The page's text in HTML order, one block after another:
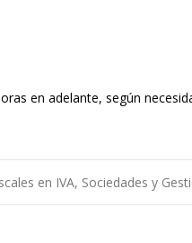
en adelante, según
en IVA, Sociedades y